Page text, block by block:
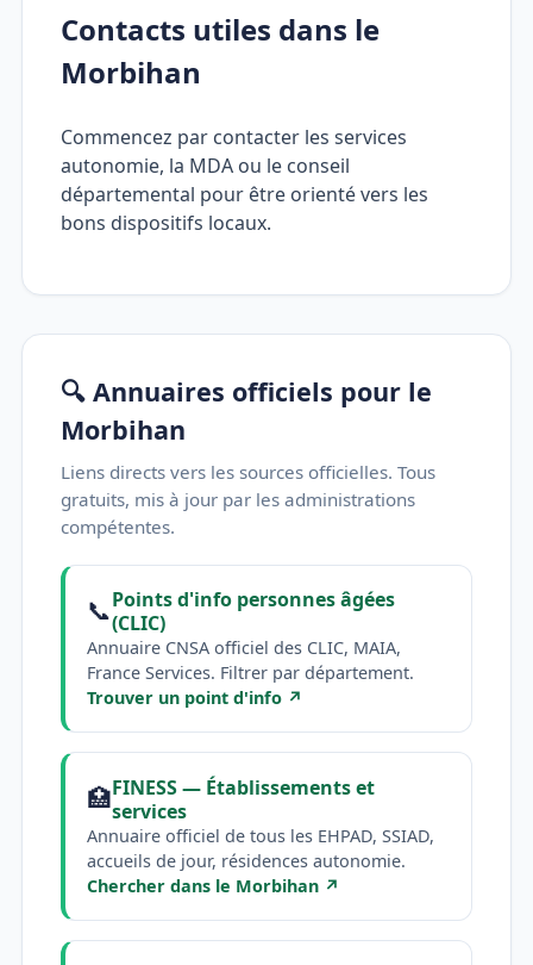
Contacts utiles dans le
Morbihan
Commencez par contacter les services
autonomie, la MDA ou le conseil
départemental pour être orienté vers les
bons dispositifs locaux.
🔍 Annuaires officiels pour le
Morbihan
Liens directs vers les sources officielles. Tous
gratuits, mis à jour par les administrations
compétentes.
📞Points d'info personnes âgées
(CLIC)
Annuaire CNSA officiel des CLIC, MAIA,
France Services. Filtrer par département.
Trouver un point d'info ↗
🏥FINESS — Établissements et
services
Annuaire officiel de tous les EHPAD, SSIAD,
accueils de jour, résidences autonomie.
Chercher dans le Morbihan ↗